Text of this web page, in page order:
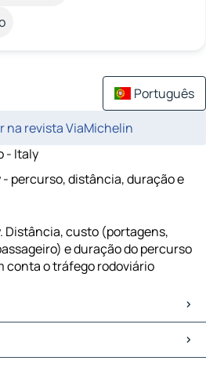
Português
na revista ViaMichelin
- Italy
percurso, distância, duração e
Distância, custo (portagens,
e duração do percurso
conta o tráfego rodoviário